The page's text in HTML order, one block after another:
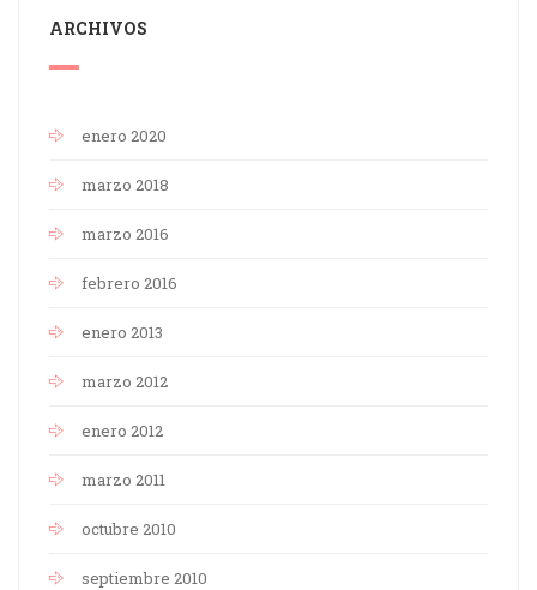
ARCHIVOS
enero 2020
marzo 2018
marzo 2016
febrero 2016
enero 2013
marzo 2012
enero 2012
marzo 2011
octubre 2010
septiembre 2010